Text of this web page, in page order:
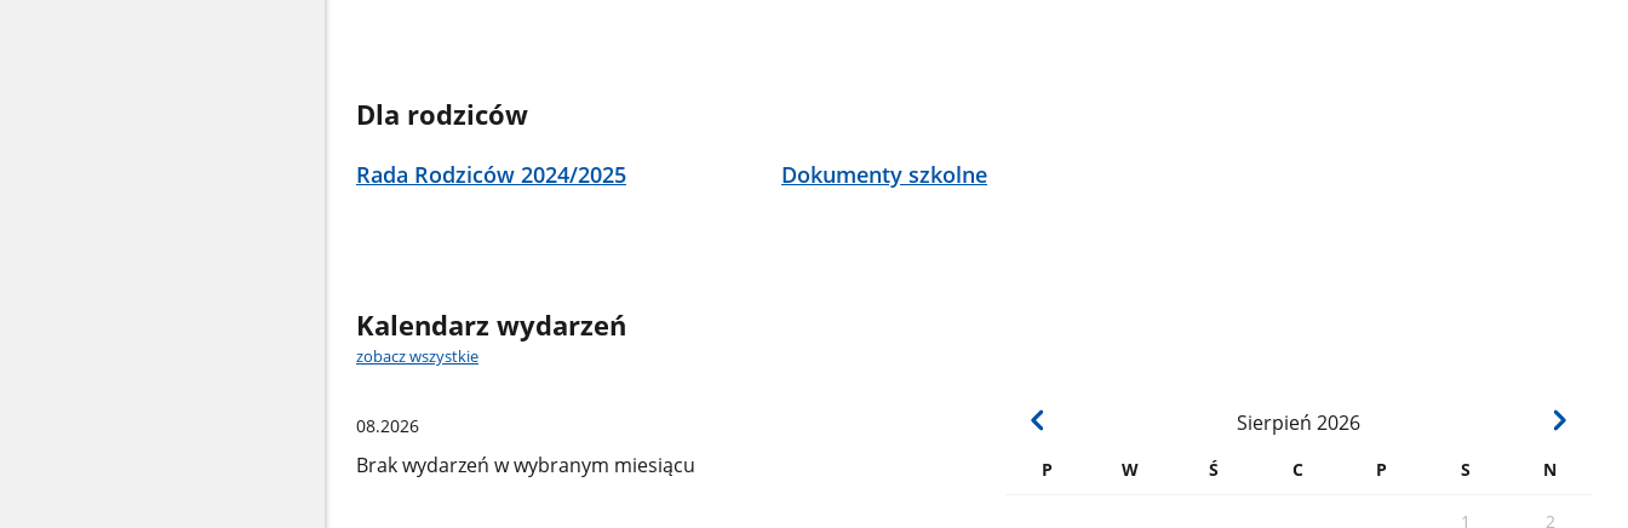
Dla rodziców
Rada Rodziców 2024/2025 Dokumenty szkolne
Kalendarz wydarzeń
zobacz wszystkie
Sierpień 2026
P W Ś C P S N
1 2
08.2026
Brak wydarzeń w wybranym miesiącu